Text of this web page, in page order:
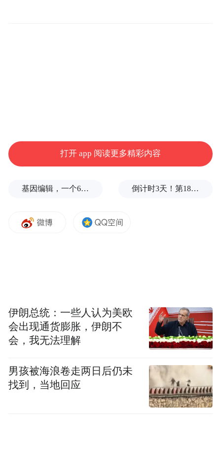
CEO李力游表示：“我们感到十分荣幸与
Accent携手合作，为北非用户提供高性能的
3G/4G智能手机终端。自展讯进入北非市场
用户提供了多样化、差异化的移动终端产
打开 app 阅读更多精彩内容
基因编辑，一个6岁女孩之死 倒计时3天！第18届影响世界华人盛典即将启幕
伊朗总统：一些人认为美欧
会出现通货膨胀，伊朗不
会，我无法理解
男孩被海浪卷走两日后仍未
找到，当地回应